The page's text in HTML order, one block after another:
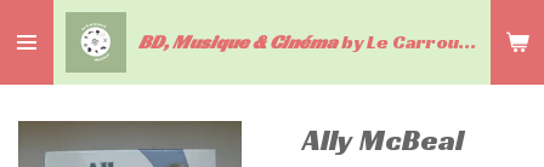
au
contenu
BD, Musique & Cinémaby Le Carrousel du livre
Ally McBeal